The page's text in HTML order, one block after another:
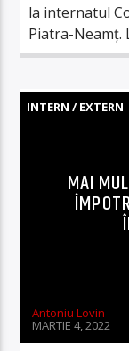
la internatul
Piatra-Neamț.
INTERN / EXTERN
MAI
Antoniu Lovin
MARTIE 4, 2022